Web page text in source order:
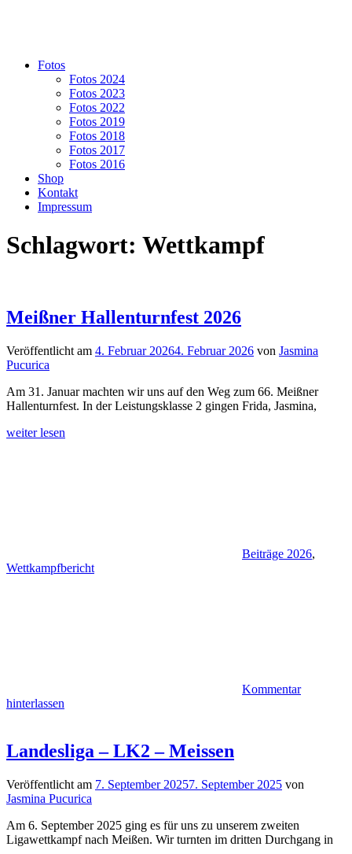
Fotos
Fotos 2024
Fotos 2023
Fotos 2022
Fotos 2019
Fotos 2018
Fotos 2017
Fotos 2016
Shop
Kontakt
Impressum
Schlagwort: Wettkampf
Meißner Hallenturnfest 2026
Veröffentlicht am 4. Februar 20264. Februar 2026 von Jasmina
Pucurica
Am 31. Januar machten wir uns auf den Weg zum 66. Meißner
Hallenturnfest. In der Leistungsklasse 2 gingen Frida, Jasmina,
weiter lesen
Beiträge 2026,
Wettkampfbericht
Kommentar
hinterlassen
Landesliga – LK2 – Meissen
Veröffentlicht am 7. September 20257. September 2025 von
Jasmina Pucurica
Am 6. September 2025 ging es für uns zu unserem zweiten
Ligawettkampf nach Meißen. Wir turnten im dritten Durchgang in